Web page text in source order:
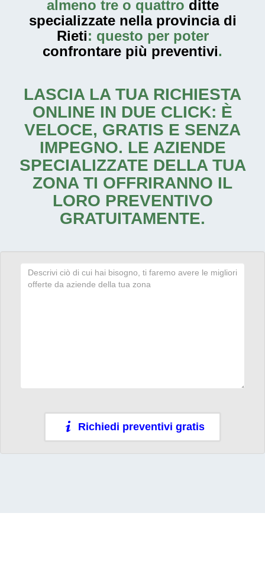
almeno tre o quattro ditte
specializzate nella provincia di
Rieti: questo per poter
confrontare più preventivi.
LASCIA LA TUA RICHIESTA
ONLINE IN DUE CLICK: È
VELOCE, GRATIS E SENZA
IMPEGNO. LE AZIENDE
SPECIALIZZATE DELLA TUA
ZONA TI OFFRIRANNO IL
LORO PREVENTIVO
GRATUITAMENTE.
Richiedi preventivi gratis